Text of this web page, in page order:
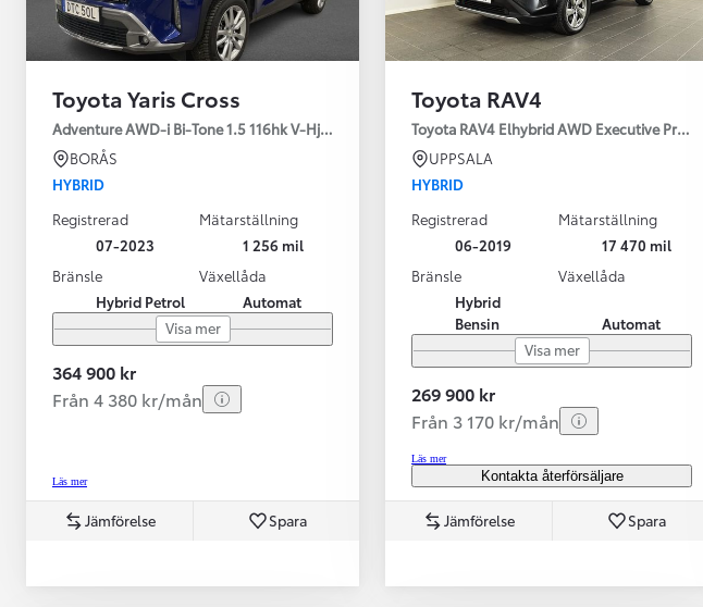
Från 360 900 kr
Från 3 548 kr/mån
Easy Billån
Toyota GR Supra
BENSIN
Toyota Yaris Cross
Adventure AWD-i Bi-Tone 1.5 116hk V-Hjul Drag JBL
BORÅS
HYBRID
Registrerad
07-2023
Mätarställning
1 256 mil
Bränsle
Hybrid Petrol
Växellåda
Automat
Visa mer
364 900 kr
Från 4 380 kr/mån
Läs mer
Jämförelse Spara
Toyota RAV4
Toyota RAV4 Elhybrid AWD Executive
UPPSALA
HYBRID
Registrerad
06-2019
Mätarställning
17 470 mil
Bränsle
Hybrid
Bensin
Växellåda
Automat
Visa mer
269 900 kr
Från 3 170 kr/mån
Läs mer
Kontakta återförsäljare
Jämförelse Spara